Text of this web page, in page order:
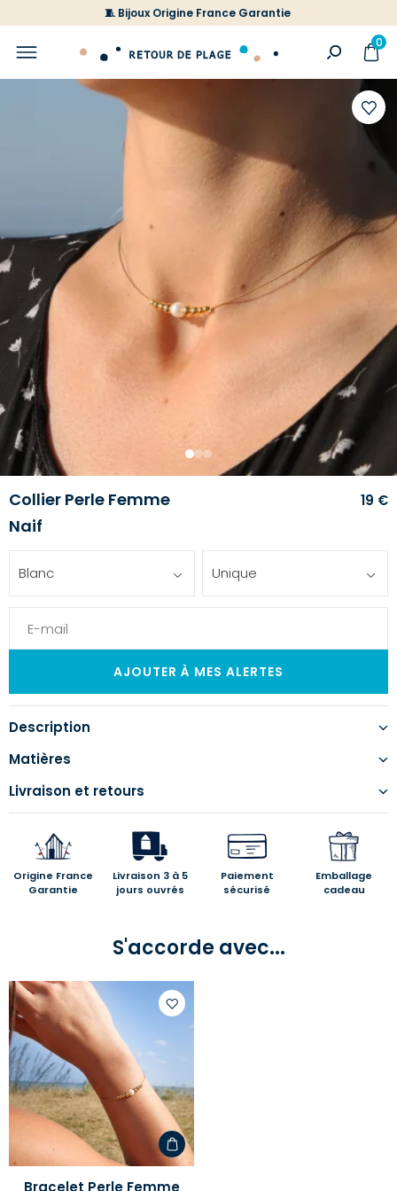
🧵 Bijoux Origine France Garantie
0
1 23
Collier Perle Femme
Naif
19 €
Blanc Unique
Description
Matières
Livraison et retours
Origine France
Garantie
Livraison 3 à 5
jours ouvrés
Paiement
sécurisé
Emballage
cadeau
S'accorde avec...
Ajouter
à
liste
d'envies
Bracelet Perle Femme